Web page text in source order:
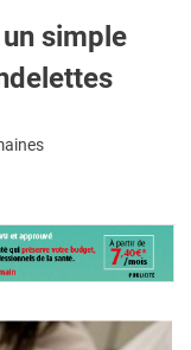
un simple